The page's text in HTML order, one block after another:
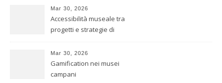
Mar 30, 2026
Accessibilità museale tra
progetti e strategie di
Mar 30, 2026
Gamification nei musei
campani